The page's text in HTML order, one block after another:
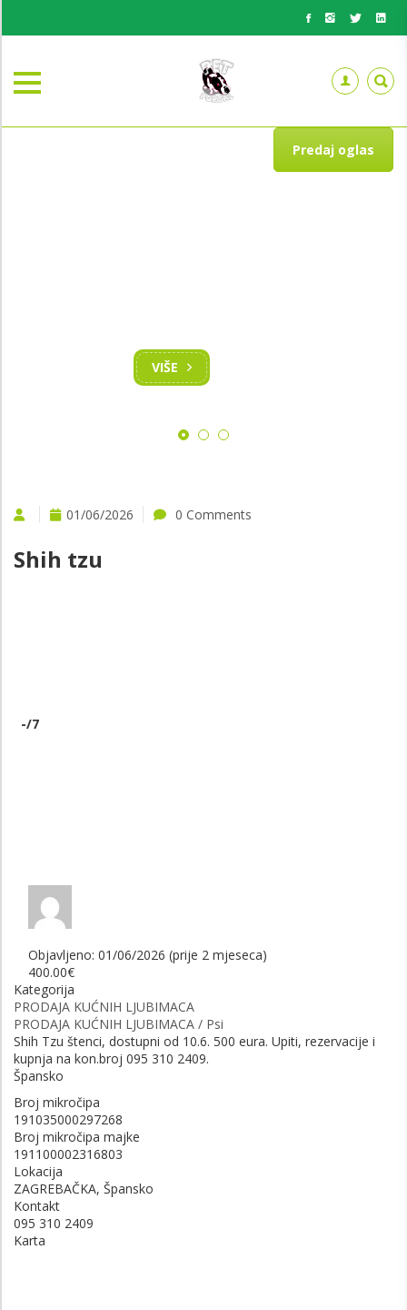
Predaj oglas
VIŠE
01/06/2026 0 Comments
Shih tzu
-/7
Objavljeno: 01/06/2026 (prije 2 mjeseca)
400.00€
Kategorija
PRODAJA KUĆNIH LJUBIMACA
PRODAJA KUĆNIH LJUBIMACA / Psi
Shih Tzu štenci, dostupni od 10.6. 500 eura. Upiti, rezervacije i
kupnja na kon.broj 095 310 2409.
Špansko
Broj mikročipa
191035000297268
Broj mikročipa majke
191100002316803
Lokacija
ZAGREBAČKA, Špansko
Kontakt
095 310 2409
Karta